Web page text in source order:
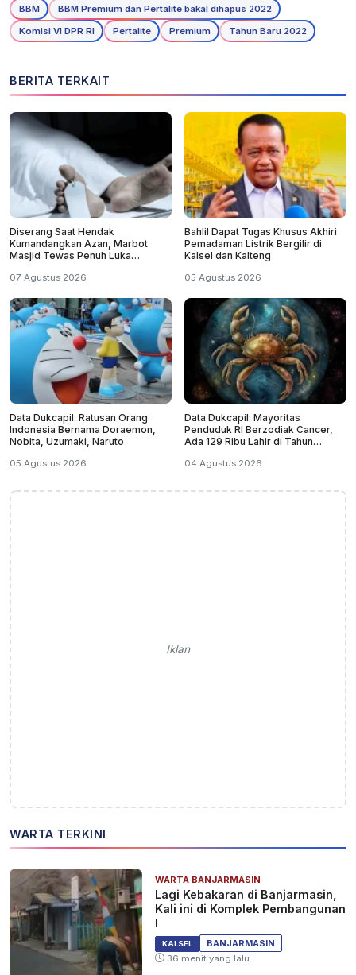
BBM
BBM Premium dan Pertalite bakal dihapus 2022
Komisi VI DPR RI
Pertalite Premium Tahun Baru 2022
BERITA TERKAIT
Diserang Saat Hendak
Kumandangkan Azan, Marbot
Masjid Tewas Penuh Luka
07 Agustus 2026
Bahlil Dapat Tugas Khusus Akhiri
Pemadaman Listrik Bergilir di
Kalsel dan Kalteng
05 Agustus 2026
Data Dukcapil: Ratusan Orang
Indonesia Bernama Doraemon,
Nobita, Uzumaki, Naruto
05 Agustus 2026
Data Dukcapil: Mayoritas
Penduduk RI Berzodiak Cancer,
Ada 129 Ribu Lahir di Tahun
04 Agustus 2026
Iklan
WARTA TERKINI
WARTA BANJARMASIN
Lagi Kebakaran di Banjarmasin,
Kali ini di Komplek Pembangunan
I
KALSEL
BANJARMASIN
36 menit yang lalu